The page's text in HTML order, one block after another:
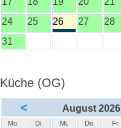
24
25 26 27 28
31
Küche (OG)
<
August 2026
Mo. Di. Mi. Do. Fr.